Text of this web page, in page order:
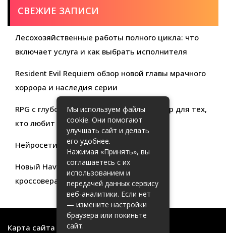
СВЕЖИЕ ЗАПИСИ
Лесохозяйственные работы полного цикла: что
включает услуга и как выбрать исполнителя
Resident Evil Requiem обзор новой главы мрачного
хоррора и наследия серии
RPG с глубокой кастомизацией обзор игр для тех,
кто любит свободу выбора
Нейросети для продуктивности
Новый Haval Jolion: обзор современного
кроссовера для активной жизни
Карта сайта
Мы используем файлы
cookie. Они помогают
улучшать сайт и делать
его удобнее.
Нажимая «Принять», вы
соглашаетесь с их
использованием и
передачей данных сервису
веб-аналитики. Если нет
— измените настройки
браузера или покиньте
сайт.